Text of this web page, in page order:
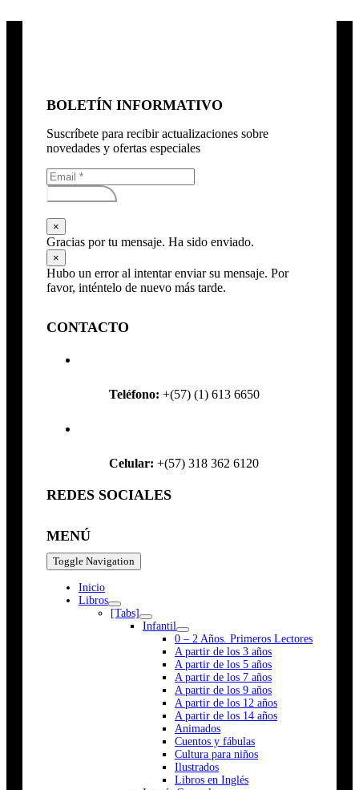
BOLETÍN INFORMATIVO
Suscríbete para recibir actualizaciones sobre
novedades y ofertas especiales
Subscribirse
×
Gracias por tu mensaje. Ha sido enviado.
×
Hubo un error al intentar enviar su mensaje. Por
favor, inténtelo de nuevo más tarde.
CONTACTO
Teléfono: +(57) (1) 613 6650
Celular: +(57) 318 362 6120
REDES SOCIALES
MENÚ
Toggle Navigation
Inicio
Libros
[Tabs]
Infantil
0 – 2 Años. Primeros Lectores
A partir de los 3 años
A partir de los 5 años
A partir de los 7 años
A partir de los 9 años
A partir de los 12 años
A partir de los 14 años
Animados
Cuentos y fábulas
Cultura para niños
Ilustrados
Libros en Inglés